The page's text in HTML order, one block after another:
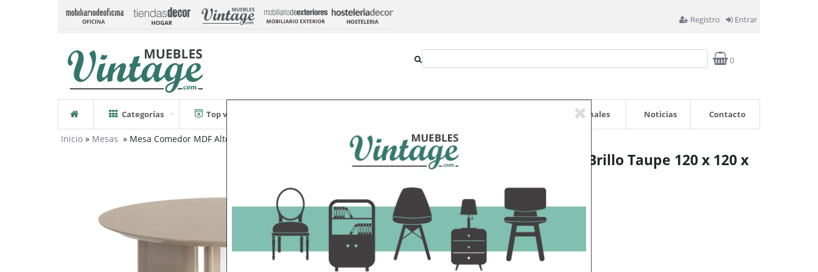
Registro Entrar
0
Categorías Top ventas Profesionales Noticias Contacto
Inicio » Mesas » Mesa Comedor MDF Alto Brillo Taupe 120 x 120 x 75 cm
Mesa Comedor MDF Alto Brillo Taupe 120 x 120 x
75 cm
653,40 €
- Añadir al carrito
Ver opciones
IVA incluido en el precio
Transporte:36,30€